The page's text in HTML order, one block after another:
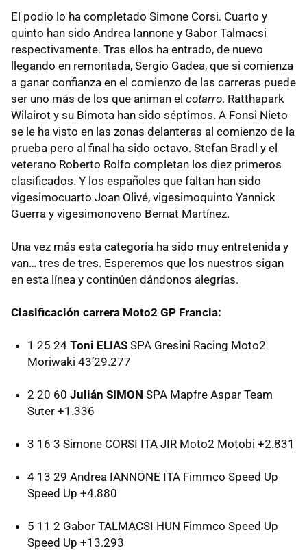
El podio lo ha completado Simone Corsi. Cuarto y
quinto han sido Andrea Iannone y Gabor Talmacsi
respectivamente. Tras ellos ha entrado, de nuevo
llegando en remontada, Sergio Gadea, que si comienza
a ganar confianza en el comienzo de las carreras puede
ser uno más de los que animan el cotarro. Ratthapark
Wilairot y su Bimota han sido séptimos. A Fonsi Nieto
se le ha visto en las zonas delanteras al comienzo de la
prueba pero al final ha sido octavo. Stefan Bradl y el
veterano Roberto Rolfo completan los diez primeros
clasificados. Y los españoles que faltan han sido
vigesimocuarto Joan Olivé, vigesimoquinto Yannick
Guerra y vigesimonoveno Bernat Martínez.
Una vez más esta categoría ha sido muy entretenida y
van… tres de tres. Esperemos que los nuestros sigan
en esta línea y continúen dándonos alegrías.
Clasificación carrera Moto2 GP Francia:
1 25 24 Toni ELIAS SPA Gresini Racing Moto2
Moriwaki 43’29.277
2 20 60 Julián SIMON SPA Mapfre Aspar Team
Suter +1.336
3 16 3 Simone CORSI ITA JIR Moto2 Motobi +2.831
4 13 29 Andrea IANNONE ITA Fimmco Speed Up
Speed Up +4.880
5 11 2 Gabor TALMACSI HUN Fimmco Speed Up
Speed Up +13.293